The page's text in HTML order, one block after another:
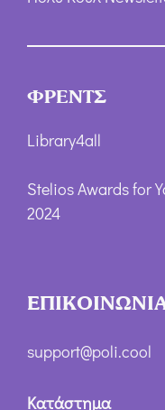
ΦΡΕΝΤΣ
Library4all
Stelios Awards for
2024
support@poli.cool
Κατάστημα